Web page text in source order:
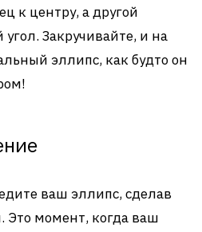
к центру, а другой
Закручивайте, и на
эллипс, как будто он
ваш эллипс, сделав
Это момент, когда ваш